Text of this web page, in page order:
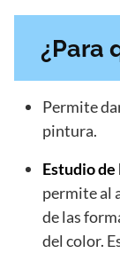
¿Para
Permite
pintura.
Estudio
permite al
de las
del color.